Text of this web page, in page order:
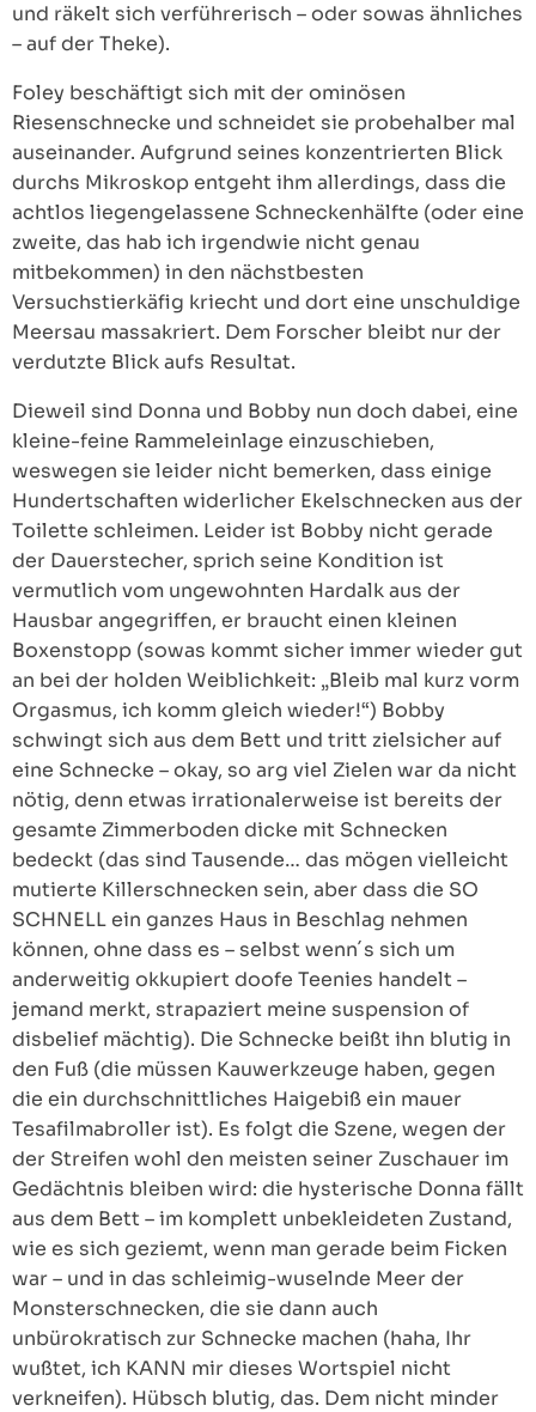
und räkelt sich verführerisch – oder sowas ähnliches
– auf der Theke).
Foley beschäftigt sich mit der ominösen
Riesenschnecke und schneidet sie probehalber mal
auseinander. Aufgrund seines konzentrierten Blick
durchs Mikroskop entgeht ihm allerdings, dass die
achtlos liegengelassene Schneckenhälfte (oder eine
zweite, das hab ich irgendwie nicht genau
mitbekommen) in den nächstbesten
Versuchstierkäfig kriecht und dort eine unschuldige
Meersau massakriert. Dem Forscher bleibt nur der
verdutzte Blick aufs Resultat.
Dieweil sind Donna und Bobby nun doch dabei, eine
kleine-feine Rammeleinlage einzuschieben,
weswegen sie leider nicht bemerken, dass einige
Hundertschaften widerlicher Ekelschnecken aus der
Toilette schleimen. Leider ist Bobby nicht gerade
der Dauerstecher, sprich seine Kondition ist
vermutlich vom ungewohnten Hardalk aus der
Hausbar angegriffen, er braucht einen kleinen
Boxenstopp (sowas kommt sicher immer wieder gut
an bei der holden Weiblichkeit: „Bleib mal kurz vorm
Orgasmus, ich komm gleich wieder!“) Bobby
schwingt sich aus dem Bett und tritt zielsicher auf
eine Schnecke – okay, so arg viel Zielen war da nicht
nötig, denn etwas irrationalerweise ist bereits der
gesamte Zimmerboden dicke mit Schnecken
bedeckt (das sind Tausende… das mögen vielleicht
mutierte Killerschnecken sein, aber dass die SO
SCHNELL ein ganzes Haus in Beschlag nehmen
können, ohne dass es – selbst wenn´s sich um
anderweitig okkupiert doofe Teenies handelt –
jemand merkt, strapaziert meine suspension of
disbelief mächtig). Die Schnecke beißt ihn blutig in
den Fuß (die müssen Kauwerkzeuge haben, gegen
die ein durchschnittliches Haigebiß ein mauer
Tesafilmabroller ist). Es folgt die Szene, wegen der
der Streifen wohl den meisten seiner Zuschauer im
Gedächtnis bleiben wird: die hysterische Donna fällt
aus dem Bett – im komplett unbekleideten Zustand,
wie es sich geziemt, wenn man gerade beim Ficken
war – und in das schleimig-wuselnde Meer der
Monsterschnecken, die sie dann auch
unbürokratisch zur Schnecke machen (haha, Ihr
wußtet, ich KANN mir dieses Wortspiel nicht
verkneifen). Hübsch blutig, das. Dem nicht minder